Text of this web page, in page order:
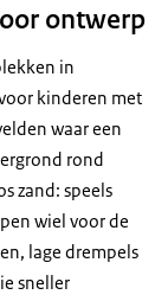
ontwerp
in
kinderen met
waar een
rond
zand: speels
wiel voor de
lage drempels
sneller